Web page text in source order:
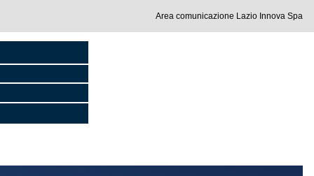
Area comunicazione Lazio Innova Spa